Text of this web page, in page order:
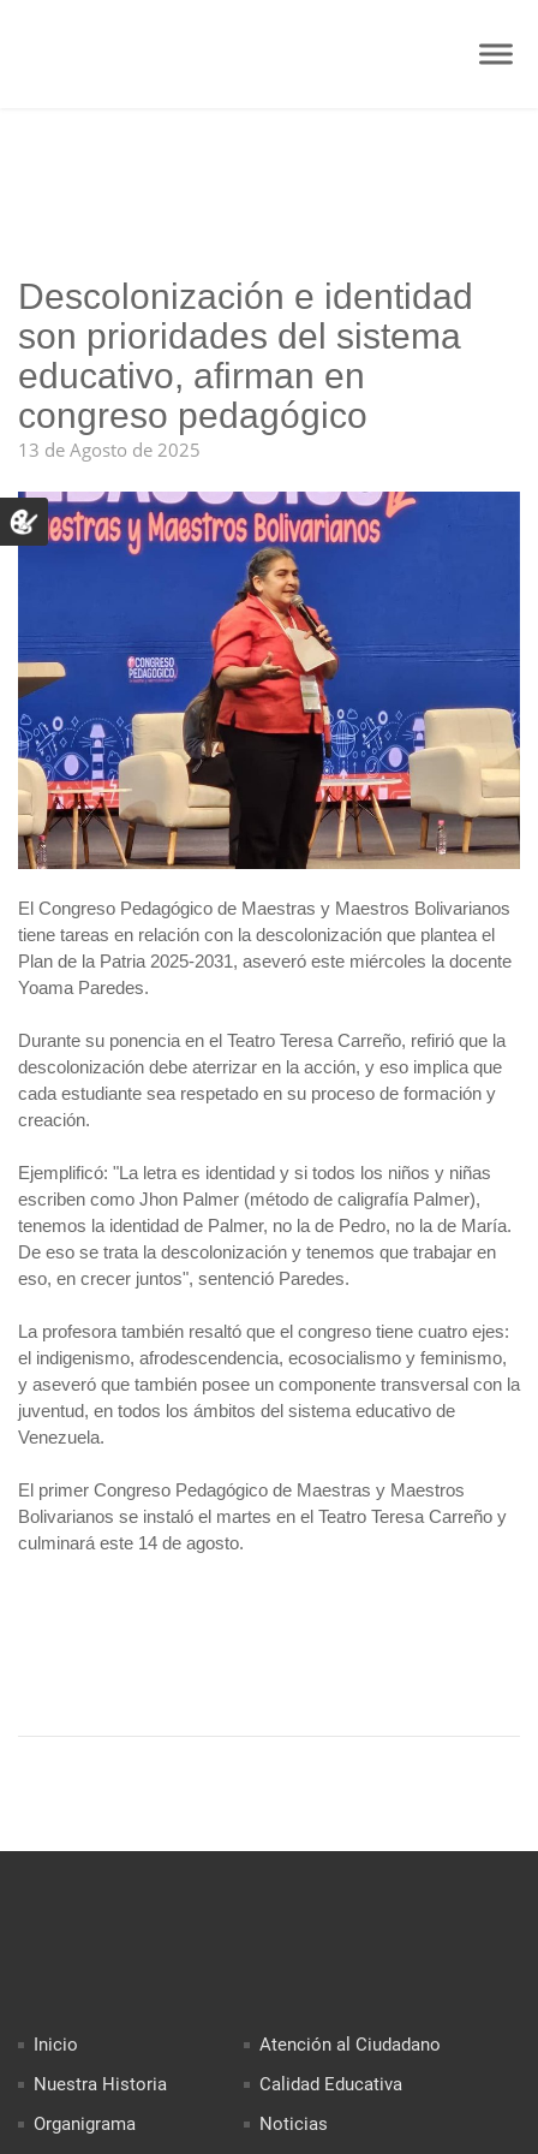
Descolonización e identidad
son prioridades del sistema
educativo, afirman en
congreso pedagógico
13 de Agosto de 2025
El Congreso Pedagógico de Maestras y Maestros Bolivarianos
tiene tareas en relación con la descolonización que plantea el
Plan de la Patria 2025-2031, aseveró este miércoles la docente
Yoama Paredes.
Durante su ponencia en el Teatro Teresa Carreño, refirió que la
descolonización debe aterrizar en la acción, y eso implica que
cada estudiante sea respetado en su proceso de formación y
creación.
Ejemplificó: "La letra es identidad y si todos los niños y niñas
escriben como Jhon Palmer (método de caligrafía Palmer),
tenemos la identidad de Palmer, no la de Pedro, no la de María.
De eso se trata la descolonización y tenemos que trabajar en
eso, en crecer juntos", sentenció Paredes.
La profesora también resaltó que el congreso tiene cuatro ejes:
el indigenismo, afrodescendencia, ecosocialismo y feminismo,
y aseveró que también posee un componente transversal con la
juventud, en todos los ámbitos del sistema educativo de
Venezuela.
El primer Congreso Pedagógico de Maestras y Maestros
Bolivarianos se instaló el martes en el Teatro Teresa Carreño y
culminará este 14 de agosto.
Inicio
Nuestra Historia
Organigrama
Atención al Ciudadano
Calidad Educativa
Noticias